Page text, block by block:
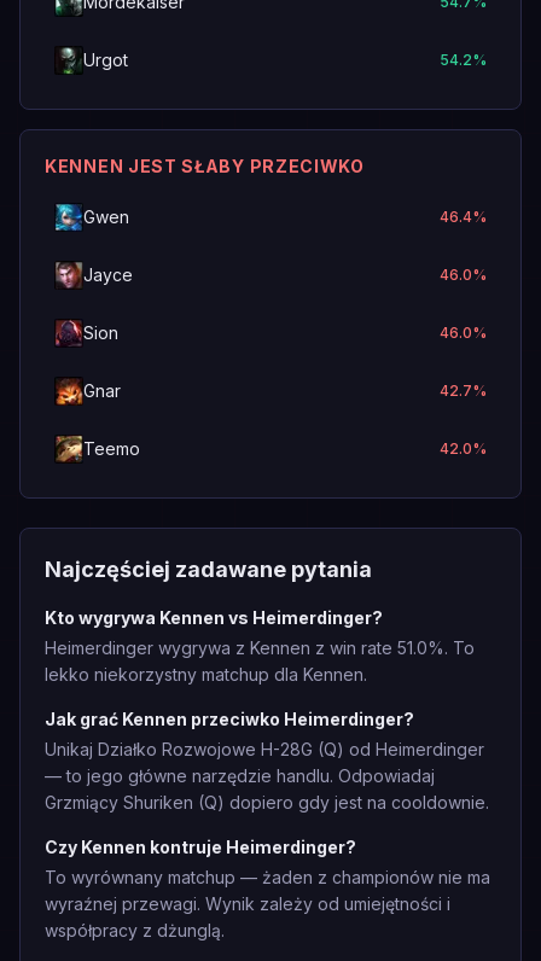
Urgot 54.2%
KENNEN JEST SŁABY PRZECIWKO
Gwen 46.4%
Jayce 46.0%
Sion 46.0%
Gnar 42.7%
Teemo 42.0%
Najczęściej zadawane pytania
Kto wygrywa Kennen vs Heimerdinger?
Heimerdinger wygrywa z Kennen z win rate 51.0%. To
lekko niekorzystny matchup dla Kennen.
Jak grać Kennen przeciwko Heimerdinger?
Unikaj Działko Rozwojowe H-28G (Q) od Heimerdinger
— to jego główne narzędzie handlu. Odpowiadaj
Grzmiący Shuriken (Q) dopiero gdy jest na cooldownie.
Czy Kennen kontruje Heimerdinger?
To wyrównany matchup — żaden z championów nie ma
wyraźnej przewagi. Wynik zależy od umiejętności i
współpracy z dżunglą.